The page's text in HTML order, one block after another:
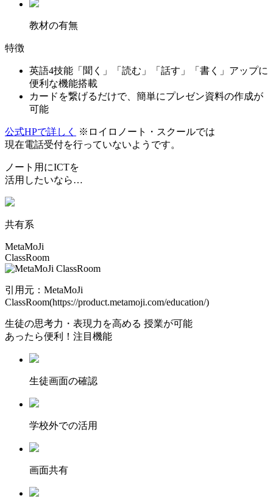
教材の有無
特徴
英語4技能「聞く」「読む」「話す」「書く」アップに
便利な機能搭載
カードを繋げるだけで、簡単にプレゼン資料の作成が
可能
公式HPで詳しく
※ロイロノート・スクールでは
現在電話受付を行っていないようです。
ノート用にICTを
活用したいなら…
共有系
MetaMoJi
ClassRoom
引用元：MetaMoJi
ClassRoom(https://product.metamoji.com/education/)
生徒の思考力・表現力を高める 授業が可能
あったら便利！注目機能
⽣徒画⾯の確認
学校外での活用
画面共有